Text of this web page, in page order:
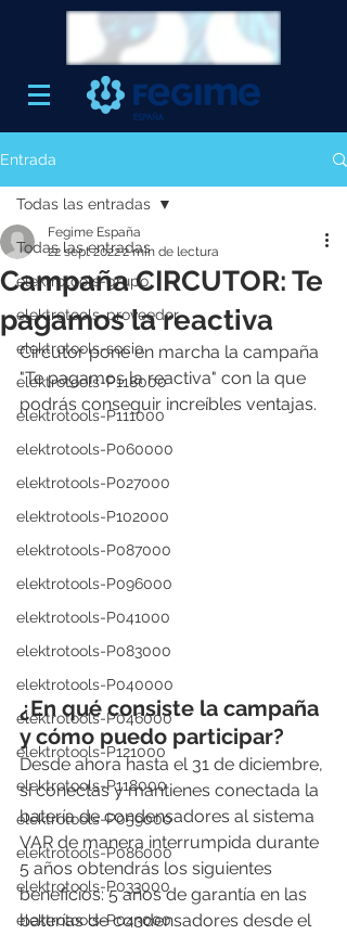
Entrada
Todas las entradas
elektrotools-grupo
elektrotools-proveedor
elektrotools-socio
elektrotools-P118000
elektrotools-P111000
elektrotools-P060000
elektrotools-P027000
elektrotools-P102000
elektrotools-P087000
elektrotools-P096000
elektrotools-P041000
elektrotools-P083000
elektrotools-P040000
elektrotools-P046000
elektrotools-P121000
elektrotools-P118000
elektrotools-P059000
elektrotools-P086000
elektrotools-P033000
elektrotools-P043000
Todas las entradas
Campaña CIRCUTOR: Te
pagamos la reactiva
Fegime España
22 sept 20222 min de lectura
Circutor pone en marcha la campaña
"Te pagamos la reactiva" con la que
podrás conseguir increíbles ventajas.
¿En qué consiste la campaña
y cómo puedo participar?
Desde ahora hasta el 31 de diciembre,
si conectas y mantienes conectada la
batería de condensadores al sistema
VAR de manera interrumpida durante
5 años obtendrás los siguientes
beneficios: 5 años de garantía en las
baterías de condensadores desde el